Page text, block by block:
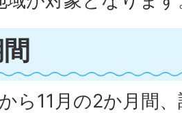
ら11月の2か月間